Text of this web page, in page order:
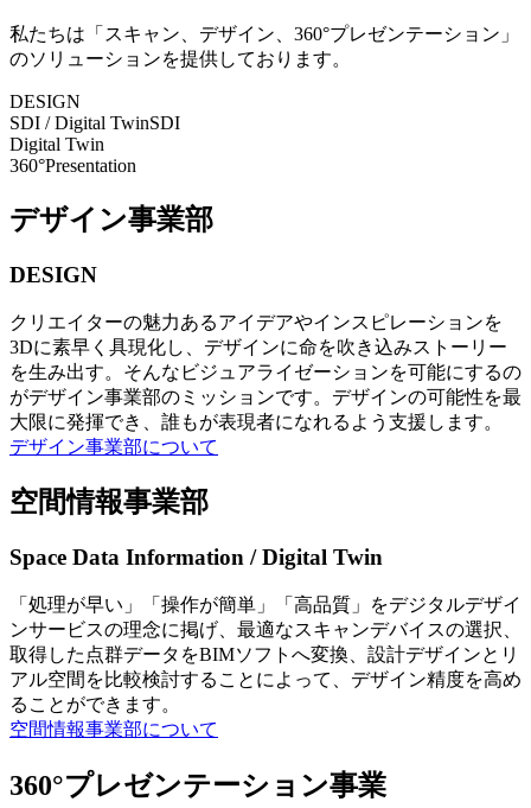
私たちは「スキャン、デザイン、360°プレゼンテーション」
のソリューションを提供しております。
DESIGN
SDI / Digital TwinSDI
Digital Twin
360°Presentation
デザイン事業部
DESIGN
クリエイターの魅力あるアイデアやインスピレーションを
3Dに素早く具現化し、デザインに命を吹き込みストーリー
を生み出す。そんなビジュアライゼーションを可能にするの
がデザイン事業部のミッションです。デザインの可能性を最
大限に発揮でき、誰もが表現者になれるよう支援します。
デザイン事業部について
空間情報事業部
Space Data Information / Digital Twin
「処理が早い」「操作が簡単」「高品質」をデジタルデザイ
ンサービスの理念に掲げ、最適なスキャンデバイスの選択、
取得した点群データをBIMソフトへ変換、設計デザインとリ
アル空間を比較検討することによって、デザイン精度を高め
ることができます。
空間情報事業部について
360°プレゼンテーション事業